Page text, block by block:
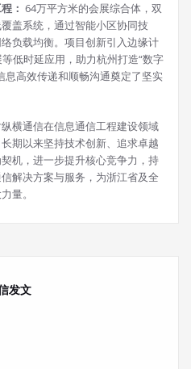
： 64万平方米的会展综合体，双
盖系统，通过智能小区协同技
负载均衡。项目创新引入边缘计
低时延应用，助力杭州打造“数字
息高效传递和顺畅沟通奠定了坚实
横通信在信息通信工程建设领域
期以来坚持技术创新、追求卓越
机，进一步提升核心竞争力，持
解决方案与服务，为浙江省及全
量。
发文